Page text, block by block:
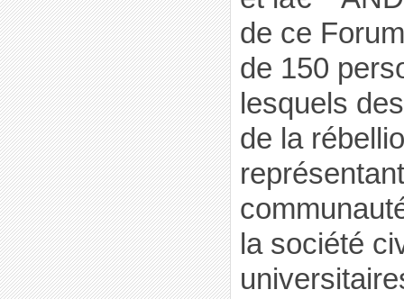
de ce
de 150
lesquels
de la
la société